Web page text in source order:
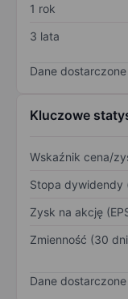
1 rok
3 lata
Dane
Kluczowe
Wskaźnik cena/
Stopa dywidendy
Zysk na akcję
Zmienność (30
Dane